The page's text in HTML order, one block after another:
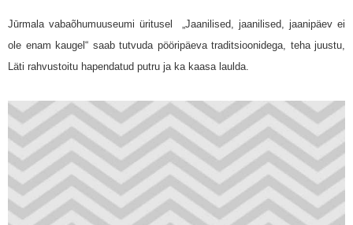
Jūrmala vabaõhumuuseumi üritusel „Jaanilised, jaanilised, jaanipäev ei
ole enam kaugel“ saab tutvuda pööripäeva traditsioonidega, teha juustu,
Läti rahvustoitu hapendatud putru ja ka kaasa laulda.